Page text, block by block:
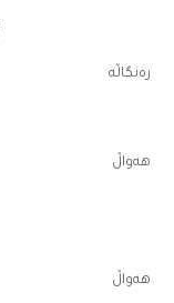
رەنگاڵە
ھەواڵ
ھەواڵ